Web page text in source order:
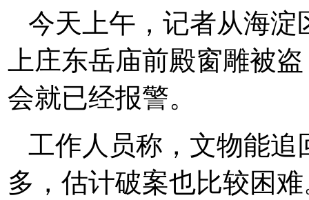
今天上午，记者从海
上庄东岳庙前殿窗雕被
会就已经报警。
工作人员称，文物能
多，估计破案也比较困